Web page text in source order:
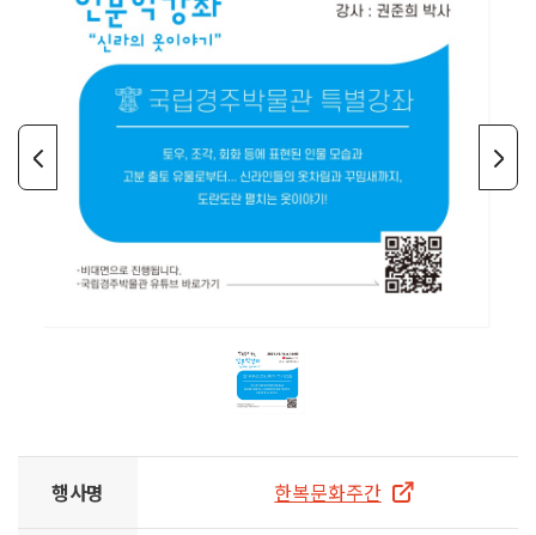
행사명 한복문화주간